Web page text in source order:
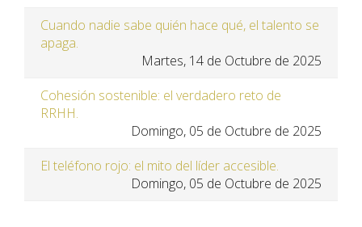
Cuando nadie sabe quién hace qué, el talento se
apaga.
Martes, 14 de Octubre de 2025
Cohesión sostenible: el verdadero reto de
RRHH.
Domingo, 05 de Octubre de 2025
El teléfono rojo: el mito del líder accesible.
Domingo, 05 de Octubre de 2025